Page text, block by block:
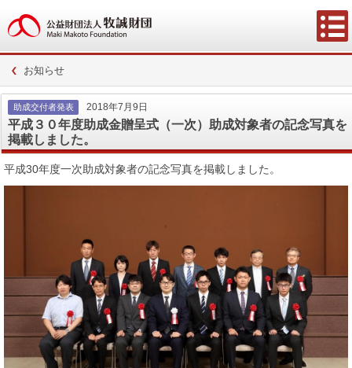
お知らせ
助成交付者発表 2018年7月9日
平成３０年度助成金贈呈式（一次）助成対象者の記念写真を
掲載しました。
平成30年度一次助成対象者の記念写真を掲載しました。